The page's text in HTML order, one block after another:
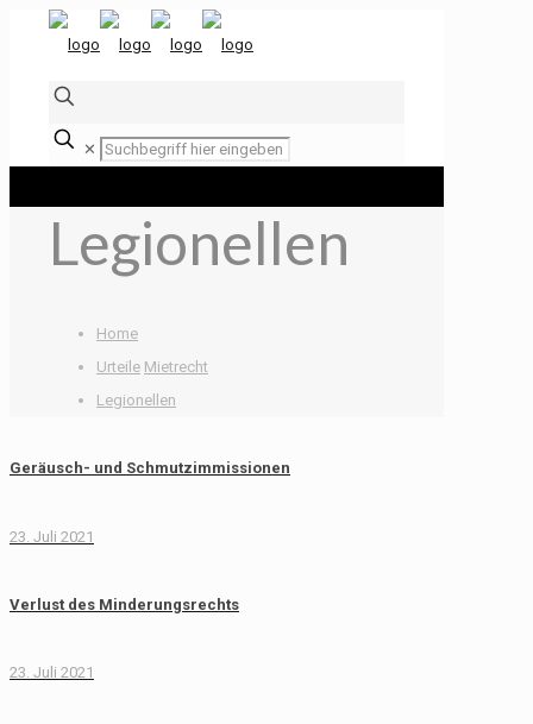
✕
Legionellen
Home
Urteile Mietrecht
Legionellen
Geräusch- und Schmutzimmissionen
23. Juli 2021
Verlust des Minderungsrechts
23. Juli 2021